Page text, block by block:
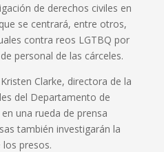
de derechos civiles en
se centrará, entre otros,
contra reos LGTBQ por
personal de las cárceles.
Clarke, directora de la
del Departamento de
en una rueda de prensa
también investigarán la
presos.